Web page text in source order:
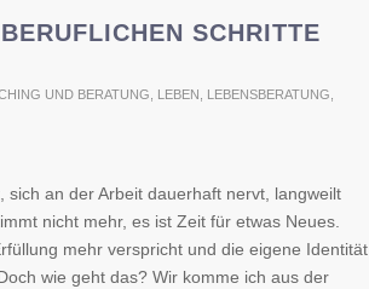
SCHRITTE
UND BERATUNG LEBEN LEBENSBERATUNG
an der Arbeit dauerhaft nervt, langweilt
nicht mehr, es ist Zeit für etwas Neues.
mehr verspricht und die eigene Identität
wie geht das? Wir komme ich aus der